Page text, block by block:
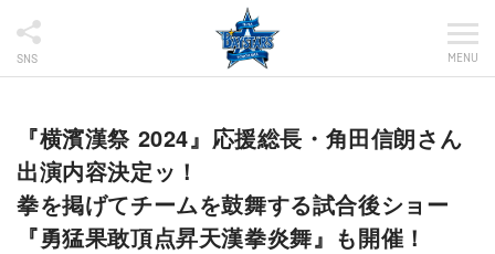
SNS MENU
『横濱漢祭 2024』応援総長・角田信朗さん
出演内容決定ッ！
拳を掲げてチームを鼓舞する試合後ショー
『勇猛果敢頂点昇天漢拳炎舞』も開催！